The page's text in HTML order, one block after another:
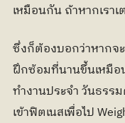
เหมือนกัน ถ้าหากเรา
ซึ่งก็ต้องบอกว่าหากจะ
ฝึกซ้อมที่นานขึ้นเหมือ
ทำงานประจำ วันธรร
เข้าฟิตเนสเพื่อไป